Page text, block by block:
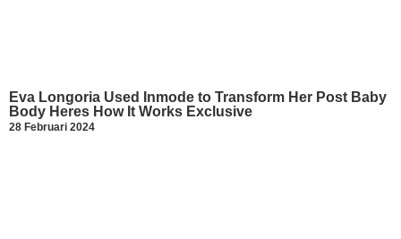
Eva Longoria Used Inmode to Transform Her Post Baby
Body Heres How It Works Exclusive
28 Februari 2024